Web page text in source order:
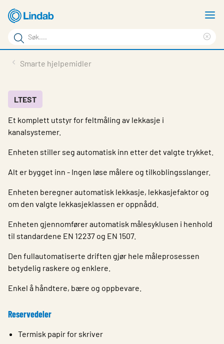
hovedinnhold
Søkeord
Søk
på
Last ned
Om Lindab
Choose languge
Norway
Smarte hjelpemidler
LTEST
Et komplett utstyr for feltmåling av lekkasje i
kanalsystemer.
Enheten stiller seg automatisk inn etter det valgte trykket.
Alt er bygget inn - Ingen løse målere og tilkoblingsslanger.
Enheten beregner automatisk lekkasje, lekkasjefaktor og
om den valgte lekkasjeklassen er oppnådd.
Enheten gjennomfører automatisk målesyklusen i henhold
til standardene EN 12237 og EN 1507.
Den fullautomatiserte driften gjør hele måleprosessen
betydelig raskere og enklere.
Enkel å håndtere, bære og oppbevare.
Reservedeler
Termisk papir for skriver